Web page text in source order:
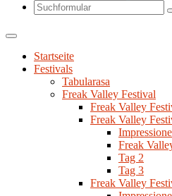
Startseite
Festivals
Tabularasa
Freak Valley Festival
Freak Valley
Freak Valley
Freak
Tag 2
Tag 3
Freak Valley